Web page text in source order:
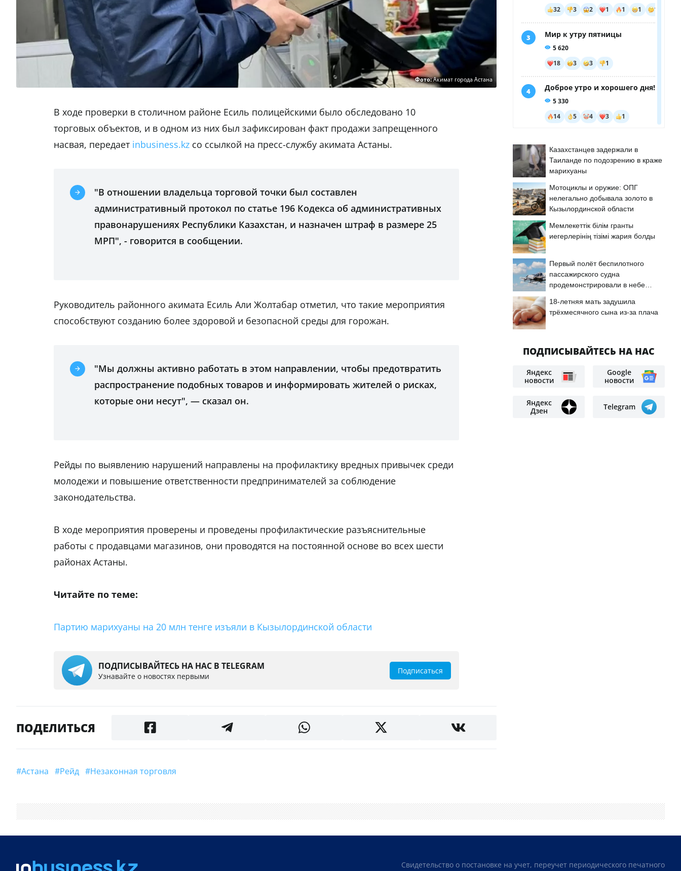
Фото:Акимат города Астана
В ходе проверки в столичном районе Есиль полицейскими было обследовано 10
торговых объектов, и в одном из них был зафиксирован факт продажи запрещенного
насвая, передаетinbusiness.kz со ссылкой на пресс-службу акимата Астаны.
"В отношении владельца торговой точки был составлен
административный протокол по статье 196 Кодекса об административных
правонарушениях Республики Казахстан, и назначен штраф в размере 25
МРП", - говорится в сообщении.
Руководитель районного акимата Есиль Али Жолтабар отметил, что такие мероприятия
способствуют созданию более здоровой и безопасной среды для горожан.
"Мы должны активно работать в этом направлении, чтобы предотвратить
распространение подобных товаров и информировать жителей о рисках,
которые они несут", — сказал он.
Рейды по выявлению нарушений направлены на профилактику вредных привычек среди
молодежи и повышение ответственности предпринимателей за соблюдение
законодательства.
В ходе мероприятия проверены и проведены профилактические разъяснительные
работы с продавцами магазинов, они проводятся на постоянной основе во всех шести
районах Астаны.
Читайте по теме:
Партию марихуаны на 20 млн тенге изъяли в Кызылординской области
ПОДПИСЫВАЙТЕСЬ НА НАС В TELEGRAM
Узнавайте о новостях первыми
Подписаться
ПОДЕЛИТЬСЯ
#Астана #Рейд #незаконная торговля
Казахстанцев задержали в
Таиланде по подозрению в краже
марихуаны
Мотоциклы и оружие: ОПГ
нелегально добывала золото в
Кызылординской области
Мемлекеттік білім гранты
иегерлерінің тізімі жария болды
Первый полёт беспилотного
пассажирского судна
продемонстрировали в небе
18-летняя мать задушила
трёхмесячного сына из-за плача
ПОДПИСЫВАЙТЕСЬ НА НАС
Яндекс
новости
Google
новости
Яндекс
Дзен
Telegram
Свидетельство о постановке на учет, переучет периодического печатного